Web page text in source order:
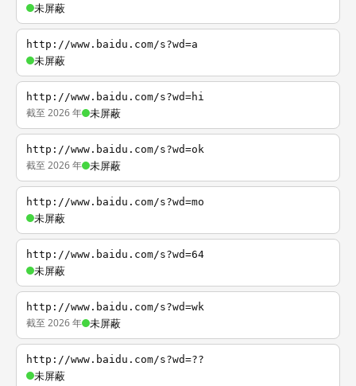
未屏蔽
http://www.baidu.com/s?wd=a
未屏蔽
http://www.baidu.com/s?wd=hi
截至 2026 年 未屏蔽
http://www.baidu.com/s?wd=ok
截至 2026 年 未屏蔽
http://www.baidu.com/s?wd=mo
未屏蔽
http://www.baidu.com/s?wd=64
未屏蔽
http://www.baidu.com/s?wd=wk
截至 2026 年 未屏蔽
http://www.baidu.com/s?wd=??
未屏蔽